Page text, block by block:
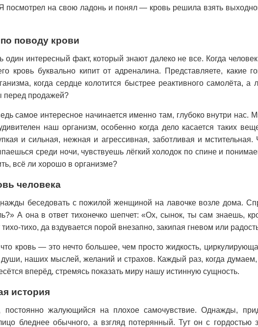
посмотрел на свою ладонь и понял — кровь решила взять
поводу крови
один интересный факт, который знают далеко не все. Когда
кровь буквально кипит от адреналина. Представляете, какие
когда сердце колотится быстрее реактивного самолёта, а
перед продажей?
самое интересное начинается именно там, глубоко внутри нас.
наш организм, особенно когда дело касается таких
и сильная, нежная и агрессивная, заботливая и мстительная.
среди ночи, чувствуешь лёгкий холодок по спине и
всё ли хорошо в организме?
человека
беседовать с пожилой женщиной на лавочке возле дома.
А она в ответ тихонечко шепчет: «Ох, сынок, ты сам знаешь,
тихо-тихо, да вздувается порой внезапно, закипая гневом или
что кровь — это нечто большее, чем просто жидкость,
наших мыслей, желаний и страхов. Каждый раз, когда
вперёд, стремясь показать миру нашу истинную сущность.
история
жалующийся на плохое самочувствие. Однажды,
бледнее обычного, а взгляд потерянный. Тут он с гордостью